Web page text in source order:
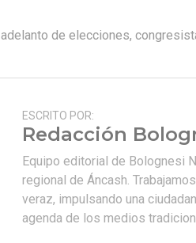
adelanto de elecciones,
ESCRITO POR:
Redacción
Equipo editorial de Bolognesi
regional de Áncash.
veraz, impulsando una
agenda de los medios